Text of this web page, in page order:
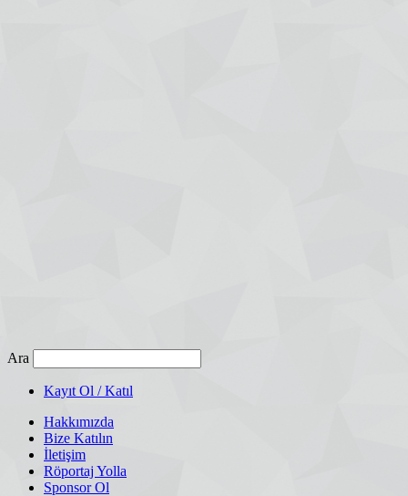
Ara
Kayıt Ol / Katıl
Hakkımızda
Bize Katılın
İletişim
Röportaj Yolla
Sponsor Ol